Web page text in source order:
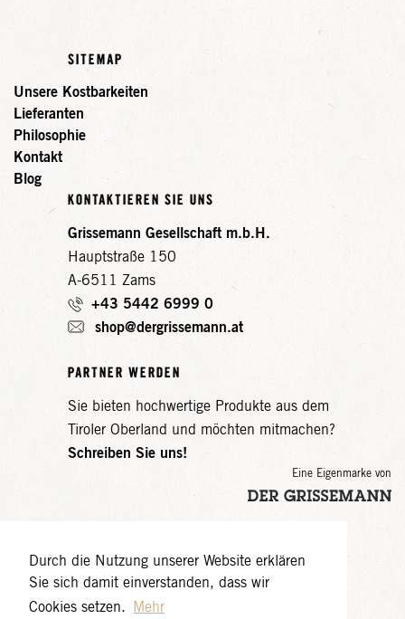
Durch die Nutzung unserer Website erklären
Sie sich damit einverstanden, dass wir
Cookies setzen.
Mehr
SITEMAP
Unsere Kostbarkeiten
Lieferanten
Philosophie
Kontakt
Blog
KONTAKTIEREN SIE UNS
Grissemann Gesellschaft m.b.H.
Hauptstraße 150
A-6511 Zams
+43 5442 6999 0
shop@dergrissemann.at
PARTNER WERDEN
Sie bieten hochwertige Produkte aus dem
Tiroler Oberland und möchten mitmachen?
Schreiben Sie uns!
Eine Eigenmarke von